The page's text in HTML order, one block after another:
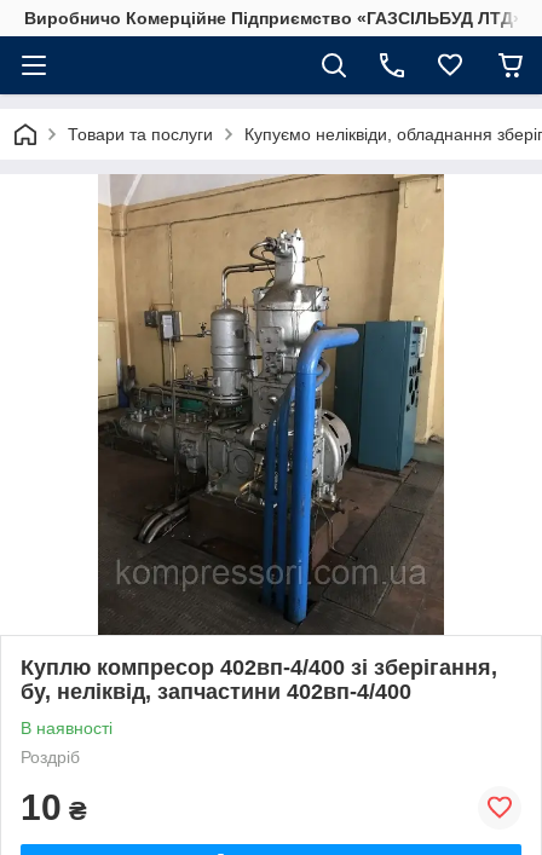
Виробничо Комерційне Підприємство «ГАЗСIЛЬБУД ЛТД»
Товари та послуги Купуємо неліквіди, обладнання
Куплю компресор 402вп-4/400 зі зберігання,
бу, неліквід, запчастини 402вп-4/400
В наявності
Роздріб
10 ₴